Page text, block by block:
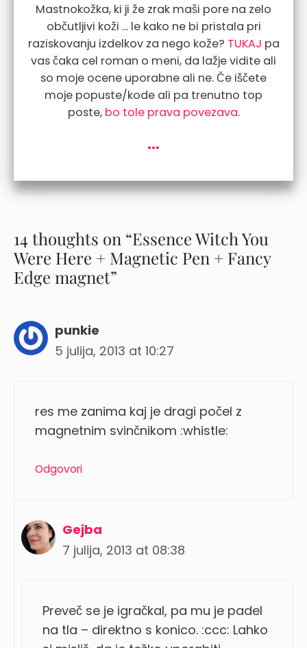
Mastnokožka, ki ji že zrak maši pore na zelo
občutljivi koži ... le kako ne bi pristala pri
raziskovanju izdelkov za nego kože? TUKAJ pa
vas čaka cel roman o meni, da lažje vidite ali
so moje ocene uporabne ali ne. Če iščete
moje popuste/kode ali pa trenutno top
poste, bo tole prava povezava.
...
14 thoughts on “Essence Witch You
Were Here + Magnetic Pen + Fancy
Edge magnet”
punkie
5 julija, 2013 at 10:27
res me zanima kaj je dragi počel z
magnetnim svinčnikom :whistle:
Odgovori
Gejba
7 julija, 2013 at 08:38
Preveč se je igračkal, pa mu je padel
na tla – direktno s konico. :ccc: Lahko